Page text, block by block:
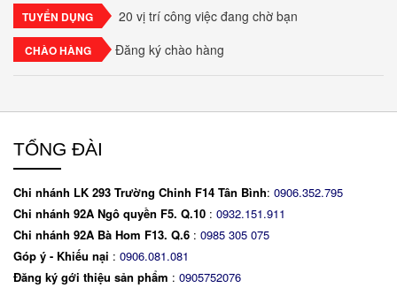
TUYỂN DỤNG 20 vị trí công việc đang chờ bạn
CHÀO HÀNG Đăng ký chào hàng
TỔNG ĐÀI
Chi nhánh LK 293 Trường Chinh F14 Tân Bình: 0906.352.795
Chi nhánh 92A Ngô quyền F5. Q.10 : 0932.151.911
Chi nhánh 92A Bà Hom F13. Q.6 : 0985 305 075
Góp ý - Khiếu nại : 0906.081.081
Đăng ký gới thiệu sản phẩm : 0905752076